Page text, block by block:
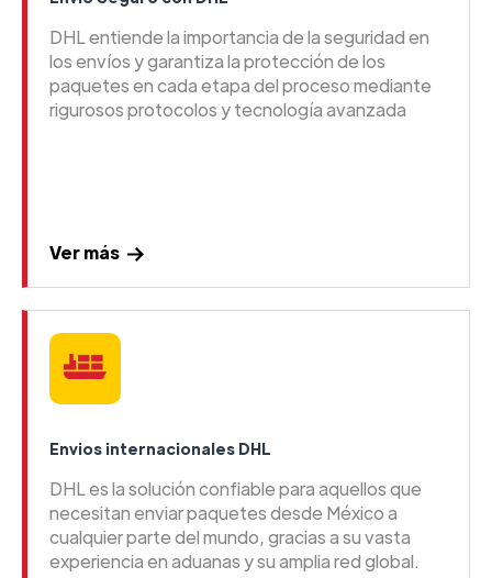
DHL entiende la importancia de la seguridad en
los envíos y garantiza la protección de los
paquetes en cada etapa del proceso mediante
rigurosos protocolos y tecnología avanzada
Ver más
Envios internacionales DHL
DHL es la solución confiable para aquellos que
necesitan enviar paquetes desde México a
cualquier parte del mundo, gracias a su vasta
experiencia en aduanas y su amplia red global.